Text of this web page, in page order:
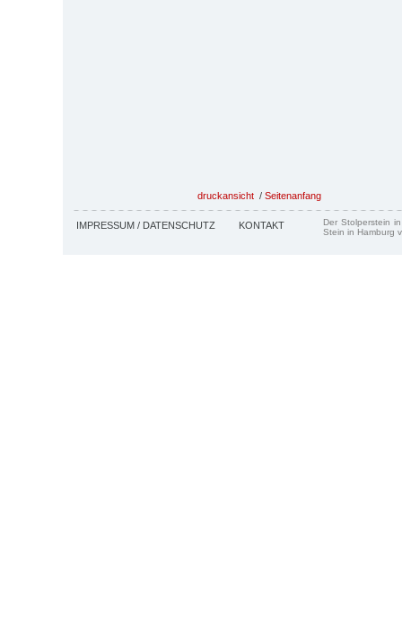
druckansicht / Seitenanfang
IMPRESSUM / DATENSCHUTZ KONTAKT
Der Stolperstein
Stein in Hamburg